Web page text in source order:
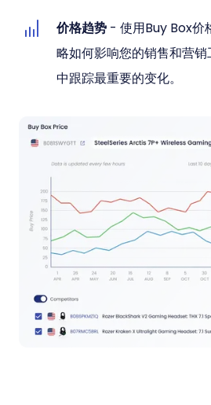
价格趋势 - 使用Buy Box价
略如何影响您的销售和营
中跟踪最重要的变化。